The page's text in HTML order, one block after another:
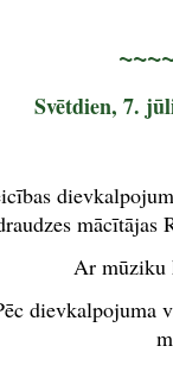
Svētdien, 7.
mācītājas
Ar mūziku
dievkalpojuma